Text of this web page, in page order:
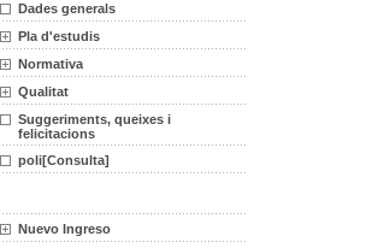
Dades generals
Pla d'estudis
Normativa
Qualitat
Suggeriments, queixes i
felicitacions
poli[Consulta]
Nuevo Ingreso